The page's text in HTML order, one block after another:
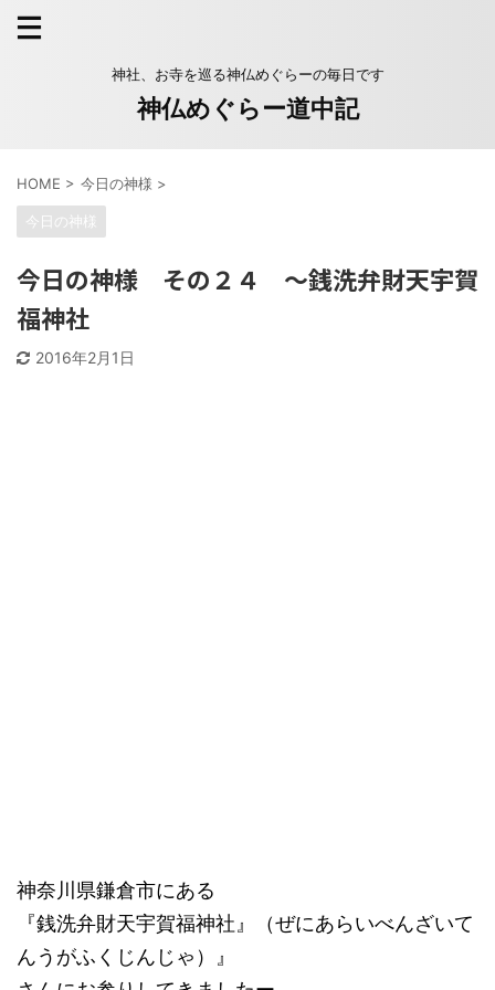
神社、お寺を巡る神仏めぐらーの毎日です
神仏めぐらー道中記
HOME > 今日の神様 >
今日の神様
今日の神様 その２４ 〜銭洗弁財天宇賀
福神社
2016年2月1日
神奈川県鎌倉市にある
『銭洗弁財天宇賀福神社』（ぜにあらいべんざいて
んうがふくじんじゃ）』